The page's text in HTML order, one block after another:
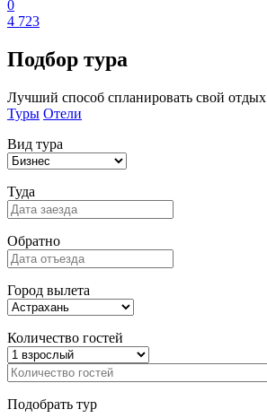
0
4 723
Подбор тура
Лучший способ спланировать свой отдых
Туры Отели
Вид тура
Туда
Обратно
Город вылета
Количество гостей
Подобрать тур